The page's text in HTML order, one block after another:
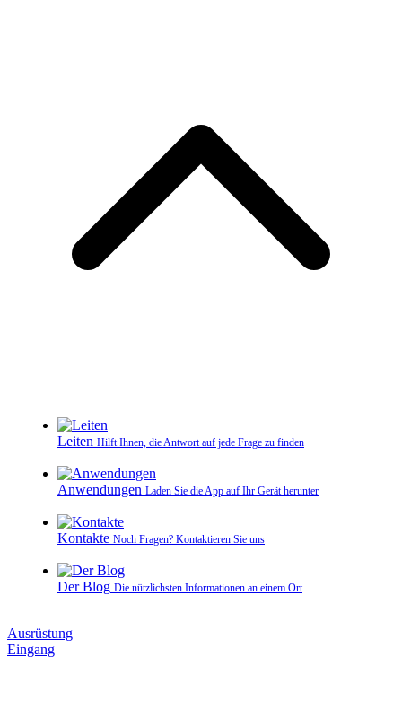
Leiten Hilft Ihnen, die Antwort auf jede Frage zu finden
Anwendungen Laden Sie die App auf Ihr Gerät herunter
Kontakte Noch Fragen? Kontaktieren Sie uns
Der Blog Die nützlichsten Informationen an einem Ort
Ausrüstung
Eingang